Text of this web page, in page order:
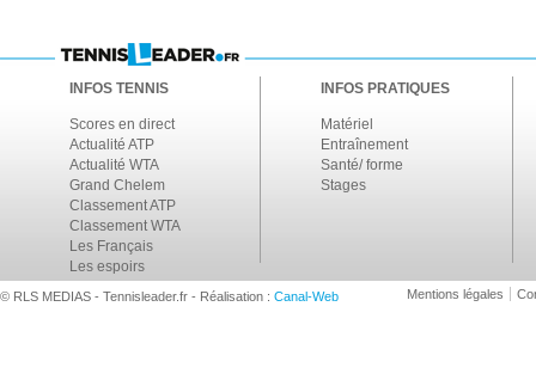
INFOS TENNIS
Scores en direct
Actualité ATP
Actualité WTA
Grand Chelem
Classement ATP
Classement WTA
Les Français
Les espoirs
INFOS PRATIQUES
Matériel
Entraînement
Santé/ forme
Stages
© RLS MEDIAS - Tennisleader.fr - Réalisation : Canal-Web Mentions légales